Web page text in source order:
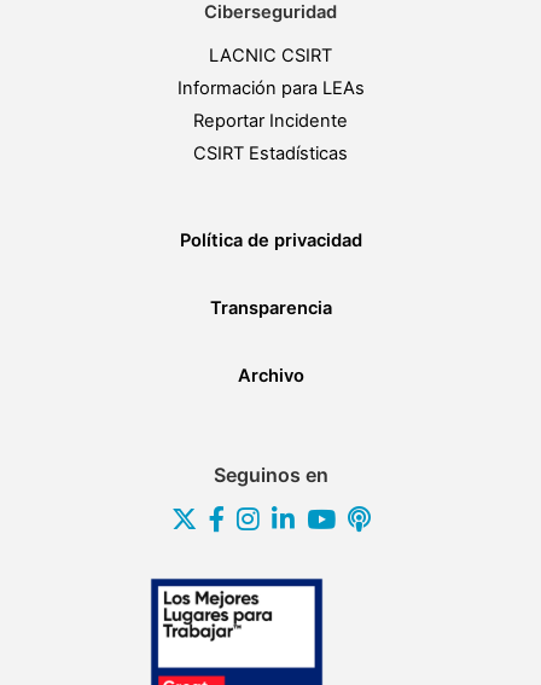
Ciberseguridad
LACNIC CSIRT
Información para LEAs
Reportar Incidente
CSIRT Estadísticas
Política de privacidad
Transparencia
Archivo
Seguinos en